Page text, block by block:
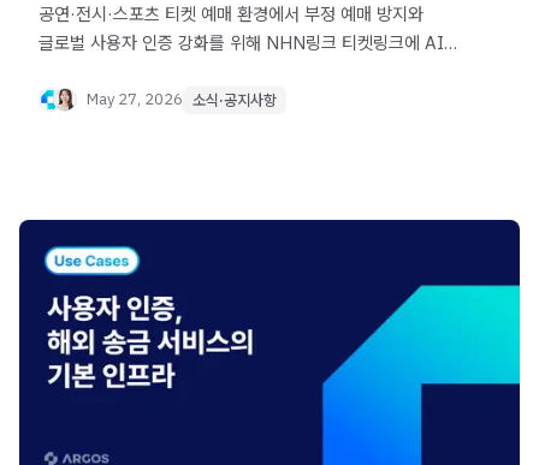
공연·전시·스포츠 티켓 예매 환경에서 부정 예매 방지와
글로벌 사용자 인증 강화를 위해 NHN링크 티켓링크에 AI
제공합니다.May 27, 2026 소식·공지사항